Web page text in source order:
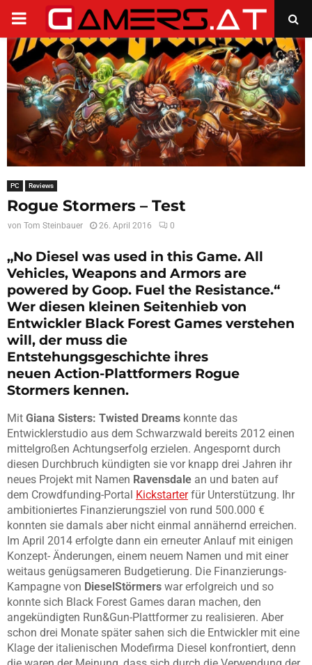
PRIMARY
MENU
PC Reviews
Rogue Stormers – Test
von Tom Steinbauer 26. April 2016 0
„No Diesel was used in this Game. All
Vehicles, Weapons and Armors are
powered by Goop. Fuel the Resistance.“
Wer diesen kleinen Seitenhieb von
Entwickler Black Forest Games verstehen
will, der muss die
Entstehungsgeschichte ihres
neuen Action-Plattformers Rogue
Stormers kennen.
Mit Giana Sisters: Twisted Dreams konnte das
Entwicklerstudio aus dem Schwarzwald bereits 2012 einen
mittelgroßen Achtungserfolg erzielen. Angespornt durch
diesen Durchbruch kündigten sie vor knapp drei Jahren ihr
neues Projekt mit Namen Ravensdale an und baten auf
dem Crowdfunding-Portal Kickstarterfür Unterstützung. Ihr
ambitioniertes Finanzierungsziel von rund 500.000 €
konnten sie damals aber nicht einmal annähernd erreichen.
Im April 2014 erfolgte dann ein erneuter Anlauf mit einigen
Konzept- Änderungen, einem neuem Namen und mit einer
weitaus genügsameren Budgetierung. Die Finanzierungs-
Kampagne von DieselStörmers war erfolgreich und so
konnte sich Black Forest Games daran machen, den
angekündigten Run&Gun-Plattformer zu realisieren. Aber
schon drei Monate später sahen sich die Entwickler mit eine
Klage der italienischen Modefirma Diesel konfrontiert, denn